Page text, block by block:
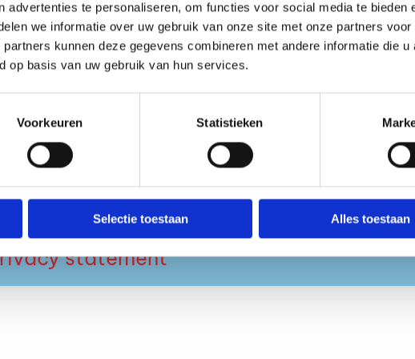
advertenties te personaliseren, om functies voor social media te bieden
we informatie over uw gebruik van onze site met onze partners voor
kunnen deze gegevens combineren met andere informatie die u
op basis van uw gebruik van hun services.
Voorkeuren Statistieken
Selectie toestaan Alles toestaan
SOUNDCLOUD INSTAGRAM
Media
Nieuws
Duurzaamheid
Buurtbewoners
statement